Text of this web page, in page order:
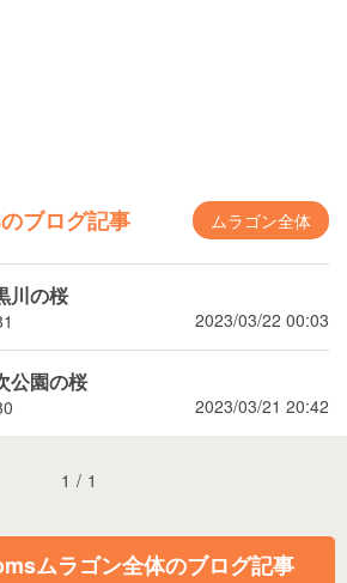
ブログ記事 ムラゴン全体
川の桜
2023/03/22 00:03
公園の桜
2023/03/21 20:42
1 / 1
ムラゴン全体のブログ記事